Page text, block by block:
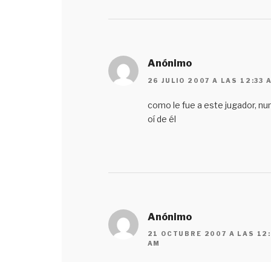
Anónimo
26 JULIO 2007 A LAS 12:33
como le fue a este jugador,
oí de él
Anónimo
21 OCTUBRE 2007 A LAS
AM